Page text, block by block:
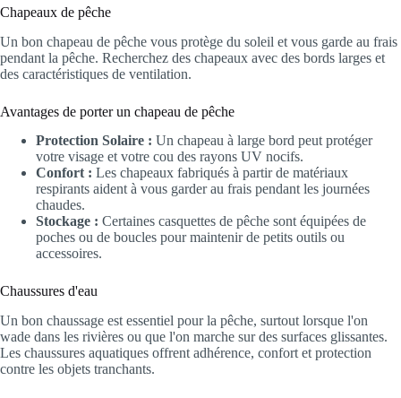
Chapeaux de pêche
Un bon chapeau de pêche vous protège du soleil et vous garde au frais
pendant la pêche. Recherchez des chapeaux avec des bords larges et
des caractéristiques de ventilation.
Avantages de porter un chapeau de pêche
Protection Solaire : Un chapeau à large bord peut protéger
votre visage et votre cou des rayons UV nocifs.
Confort : Les chapeaux fabriqués à partir de matériaux
respirants aident à vous garder au frais pendant les journées
chaudes.
Stockage : Certaines casquettes de pêche sont équipées de
poches ou de boucles pour maintenir de petits outils ou
accessoires.
Chaussures d'eau
Un bon chaussage est essentiel pour la pêche, surtout lorsque l'on
wade dans les rivières ou que l'on marche sur des surfaces glissantes.
Les chaussures aquatiques offrent adhérence, confort et protection
contre les objets tranchants.